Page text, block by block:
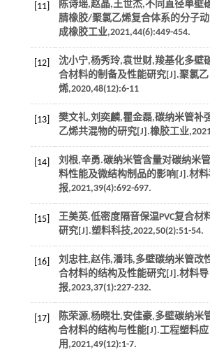
[11]
陈诗瑶,赵晶,王世杰,不同直径单壁
腈橡胶/聚氯乙烯复合体系的分子
成橡胶工业,2021,44(6):449-454.
[12]
沈小宁,杨秀玲,袁世财,羧基化多壁
合材料的制备及性能研究[J].聚氯乙
烯,2020,48(12):6-11
[13]
樊文礼,刘奕麟,瞿金磊,碳纳米管补
乙烯共混物的研究[J].橡胶工业,
[14]
刘根,辛勇.碳纳米管含量对碳纳米
料性能及微结构制品的影响[J].材
报,2021,39(4):692-697.
[15]
王美英.低密度隔音保温PVC复合材
研究[J].塑料科技,2022,50(2):51-54.
[16]
刘忠柱,赵伟,潘玮,多壁碳纳米管改
合材料的结构及性能研究[J].材料导
报,2023,37(1):227-232.
[17]
陈荣源,杨晓壮,安佳豪,多壁碳纳米
合材料的结构与性能[J].工程塑料应
用 ,2021,49(12):1-7.